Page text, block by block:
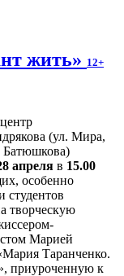
жить» 12+
(ул. Мира,
Батюшкова)
апреля в 15.00
особенно
студентов
творческую
Марией
Таранченко.
приуроченную к